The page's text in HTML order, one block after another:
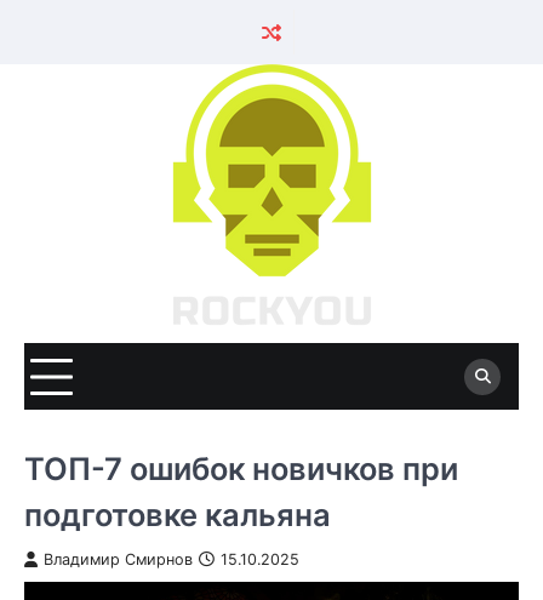
ТОП-7 ошибок новичков при
подготовке кальяна
Владимир Смирнов 15.10.2025